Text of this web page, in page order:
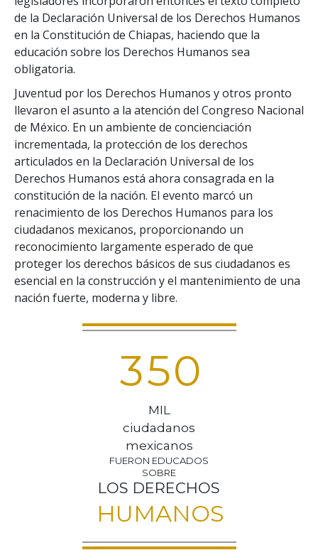
de la Declaración Universal de los Derechos Humanos
en la Constitución de Chiapas, haciendo que la
educación sobre los Derechos Humanos sea
obligatoria.
Juventud por los Derechos Humanos y otros pronto
llevaron el asunto a la atención del Congreso Nacional
de México. En un ambiente de concienciación
incrementada, la protección de los derechos
articulados en la Declaración Universal de los
Derechos Humanos está ahora consagrada en la
constitución de la nación. El evento marcó un
renacimiento de los Derechos Humanos para los
ciudadanos mexicanos, proporcionando un
reconocimiento largamente esperado de que
proteger los derechos básicos de sus ciudadanos es
esencial en la construcción y el mantenimiento de una
nación fuerte, moderna y libre.
350
MIL
ciudadanos
mexicanos
FUERON EDUCADOS
SOBRE
LOS DERECHOS
HUMANOS